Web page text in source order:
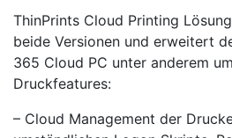
ThinPrints Cloud Printing
beide Versionen und erweitert
365 Cloud PC unter anderem
Druckfeatures:
– Cloud Management der